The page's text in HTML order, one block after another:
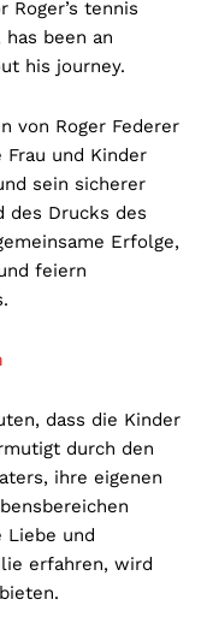
tennis
has been an
his journey.
von Roger Federer
und Kinder
sein sicherer
des Drucks des
Erfolge,
feiern
dass die Kinder
durch den
ihre eigenen
Liebe und
erfahren, wird